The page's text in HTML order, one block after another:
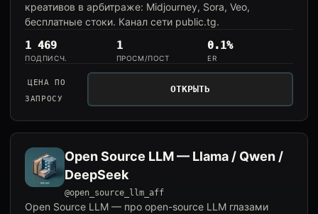
креативов в арбитраже: Midjourney, Sora, Veo,
бесплатные стоки. Канал сети public.tg.
1 469
ПОДПИСЧ.
1
ПРОСМ/ПОСТ
0.1%
ER
ЦЕНА ПО
ЗАПРОСУ
ОТКРЫТЬ
Open Source LLM — Llama / Qwen /
DeepSeek
@open_source_llm_aff
Open Source LLM — про open-source LLM глазами